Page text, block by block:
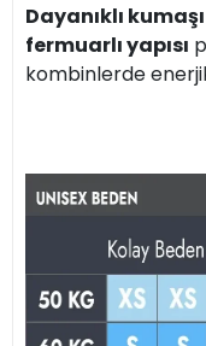
Dayanıklı kumaşı
fermuarlı yapısı
kombinlerde